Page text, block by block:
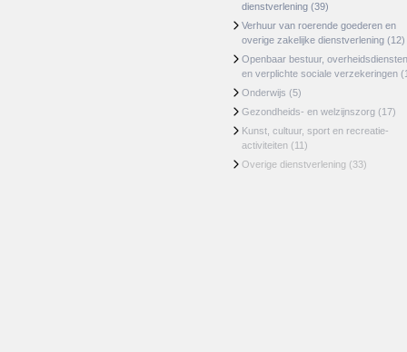
dienstverlening (39)
Verhuur van roerende goederen en
overige zakelijke dienstverlening (12)
Openbaar bestuur, overheidsdiensten
en verplichte sociale verzekeringen
Onderwijs (5)
Gezondheids- en welzijnszorg (17)
Kunst, cultuur, sport en recreatie-
activiteiten (11)
Overige dienstverlening (33)